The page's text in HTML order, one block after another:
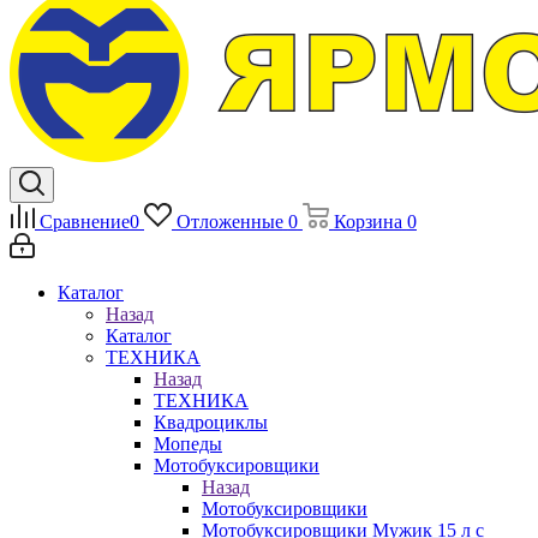
Сравнение0 Отложенные 0 Корзина 0
Каталог
Назад
Каталог
ТЕХНИКА
Назад
ТЕХНИКА
Квадроциклы
Мопеды
Мотобуксировщики
Назад
Мотобуксировщики
Мотобуксировщики Мужик 15 л с